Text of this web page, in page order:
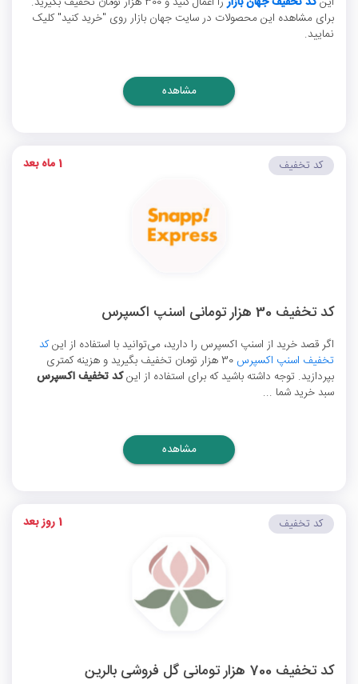
برای مشاهده این محصولات در سایت جهان بازار روی "خرید کنید" کلیک
نمایید.
مشاهده
کد تخفیف 30 هزار تومانی اسنپ اکسپرس
اگر قصد خرید از اسنپ اکسپرس را دارید، می‌توانید با استفاده از اینکد
تخفیف اسنپ اکسپرس
30 هزار تومان تخفیف بگیرید و هزینه کمتری
بپردازید. توجه داشته باشید که برای استفاده از اینکد تخفیف اکسپرس
سبد خرید شما ...
کد تخفیف 1 ماه بعد
مشاهده
کد تخفیف 700 هزار تومانی گل فروشی بالرین
کد تخفیف 1 روز بعد